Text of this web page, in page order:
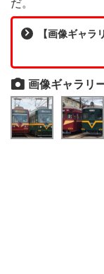
だ。
【画像ギャ
画像ギャラリ